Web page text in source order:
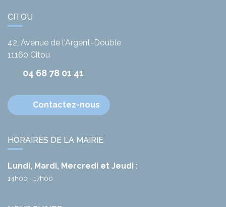
CITOU
42, Avenue de l'Argent-Double
11160 Citou
04 68 78 01 41
Contactez-nous
HORAIRES DE LA MAIRIE
Lundi, Mardi, Mercredi et Jeudi :
14h00 - 17h00